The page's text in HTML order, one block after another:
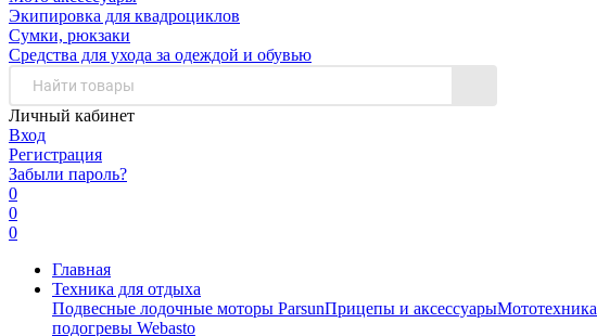
Экипировка для квадроциклов
Сумки, рюкзаки
Средства для ухода за одеждой и обувью
Личный кабинет
Вход
Регистрация
Забыли пароль?
0
0
0
Главная
Техника для отдыха
Подвесные лодочные моторы ParsunПрицепы и аксессуарыМототехника
подогревы Webasto